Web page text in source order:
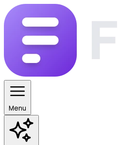
Menu